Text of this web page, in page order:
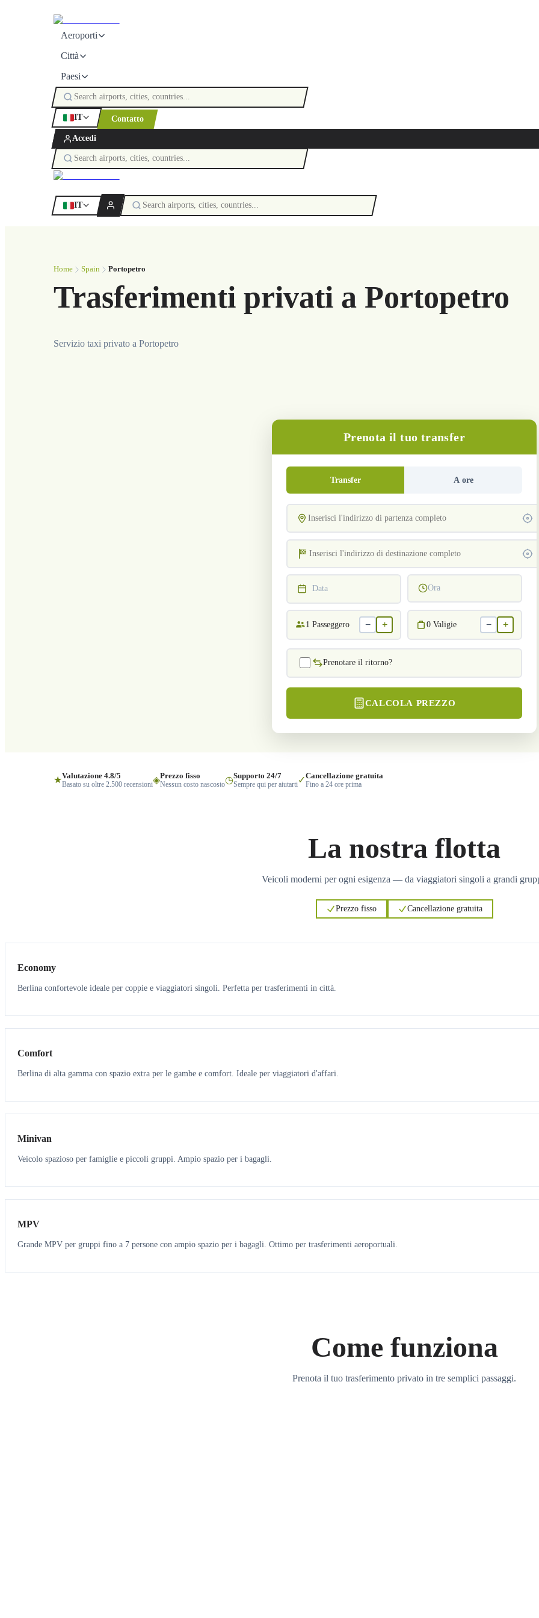
Aeroporti
Città
Paesi
IT Contatto
Accedi
IT
Home Spain Portopetro
Trasferimenti privati a Portopetro
Servizio taxi privato a Portopetro
Prenota il tuo transfer
Transfer A ore
Data Ora
1 Passeggero − + 0 Valigie − +
Prenotare il ritorno?
CALCOLA PREZZO
★Valutazione 4.8/5
Basato su oltre 2.500 recensioni◈Prezzo fisso
Nessun costo nascosto◷Supporto 24/7
Sempre qui per aiutarti✓Cancellazione gratuita
Fino a 24 ore prima
La nostra flotta
Veicoli moderni per ogni esigenza — da viaggiatori singoli a grandi
Prezzo fisso Cancellazione gratuita
Economy
Berlina confortevole ideale per coppie e viaggiatori singoli. Perfetta per trasferimenti in città.
3 3
Comfort
Berlina di alta gamma con spazio extra per le gambe e comfort. Ideale per viaggiatori d'affari.
6 5
Minivan
Veicolo spazioso per famiglie e piccoli gruppi. Ampio spazio per i bagagli.
7 7
MPV
Grande MPV per gruppi fino a 7 persone con ampio spazio per i bagagli. Ottimo per trasferimenti aeroportuali.
Come funziona
Prenota il tuo trasferimento privato in tre semplici passaggi.